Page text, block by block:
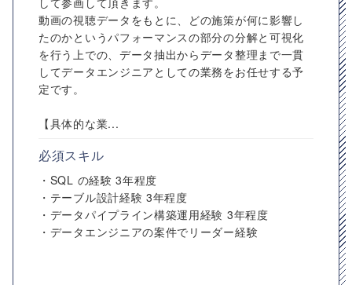
動画の視聴データをもとに、どの施策が何に影響し
たのかというパフォーマンスの部分の分解と可視化
を行う上での、データ抽出からデータ整理まで一貫
してデータエンジニアとしての業務をお任せする予
定です。
【具体的な業...
必須スキル
・SQL の経験 3年程度
・テーブル設計経験 3年程度
・データパイプライン構築運用経験 3年程度
・データエンジニアの案件でリーダー経験